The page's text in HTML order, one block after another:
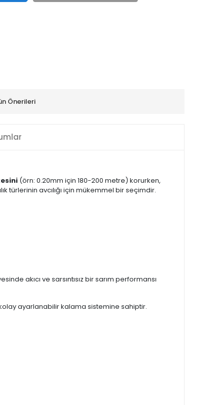
Önerileri
(örn: 0.20mm için 180-200 metre) korurken,
türlerinin avcılığı için mükemmel bir seçimdir.
akıcı ve sarsıntısız bir sarım performansı
kolay ayarlanabilir kalama sistemine sahiptir.